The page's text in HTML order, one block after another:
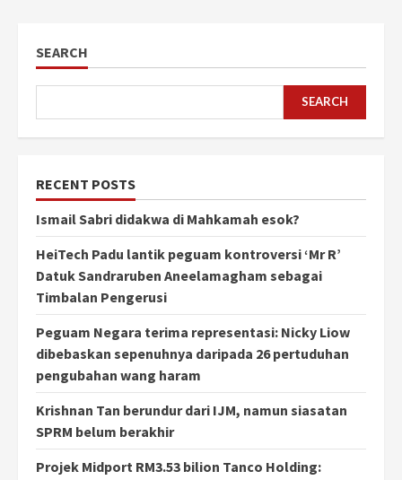
SEARCH
SEARCH
RECENT POSTS
Ismail Sabri didakwa di Mahkamah esok?
HeiTech Padu lantik peguam kontroversi ‘Mr R’
Datuk Sandraruben Aneelamagham sebagai
Timbalan Pengerusi
Peguam Negara terima representasi: Nicky Liow
dibebaskan sepenuhnya daripada 26 pertuduhan
pengubahan wang haram
Krishnan Tan berundur dari IJM, namun siasatan
SPRM belum berakhir
Projek Midport RM3.53 bilion Tanco Holding: